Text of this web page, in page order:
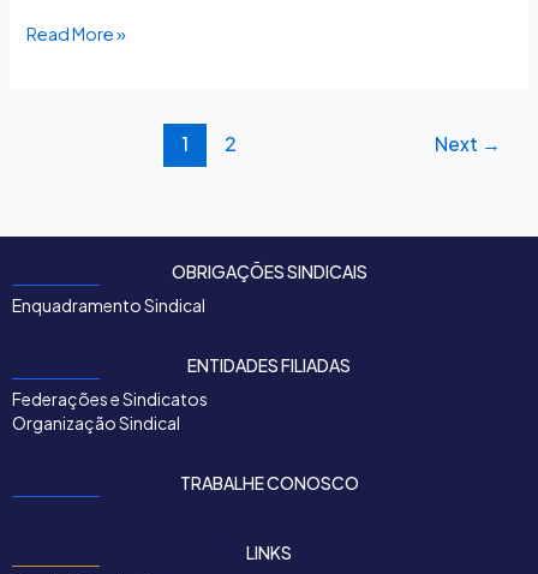
Read More »
1 2 Next →
OBRIGAÇÕES SINDICAIS
Enquadramento Sindical
ENTIDADES FILIADAS
Federações e Sindicatos
Organização Sindical
TRABALHE CONOSCO
LINKS